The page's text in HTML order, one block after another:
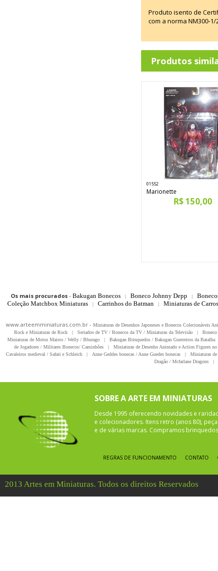
Produto isento de
com a norma NM300-
Produtos
01552
Marionette
R$ 150,00
Os mais procurados- Bakugan Bonecos | Boneco Johnny Depp |
Coleção Matchbox Miniaturas
| Carrinhos do Batman | Miniaturas de
www.arteemminiaturas.com.br - Miniaturas de Desenhos Japoneses e Bonecos Colecionáveis
Rock e Miniaturas de Rock
| Seriados de TV / Bonecos da TV / Miniaturas da Televisão |
Miniaturas de Motos Maisto / Welly / Bburago
| Bakugan Brinquedos / Bakugan Guerreiros da Batalha
de Jogadores / Militares Bonecos/ Caminhões
|
Miniaturas de Desenho Animado e Action Figures
Cavaleiros medieval / Safari e Schleich
| Anne Geddes bonecas / Anne Guedes bonecas |
Miniaturas
Dragão / Mcfarlane Dragons
|
SOBRE A ARTE EM MINIATURAS
Desde 1995 oferecendo novidades e
e colecionadores. Itens retro (anos 80),
e de várias marcas. Compramos
REGRAS DE FUNCIONAMENTO CONTATO
2013 Artes em Miniaturas. Todos os direitos Reservados